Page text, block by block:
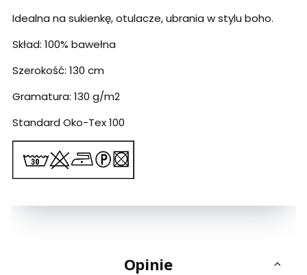
Idealna na sukienkę, otulacze, ubrania w stylu boho.
Skład: 100% bawełna
Szerokość: 130 cm
Gramatura: 130 g/m2
Standard Oko-Tex 100
Opinie